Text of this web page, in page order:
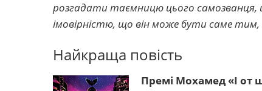
розгадати таємницю цього самозванця,
імовірністю, що він може бути саме тим,
Найкраща повість
Премі Мохамед «І от